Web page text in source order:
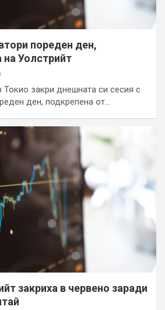
пореден ден,
на Уолстрийт
закри днешната си сесия с
ден, подкрепена от…
закриха в червено заради